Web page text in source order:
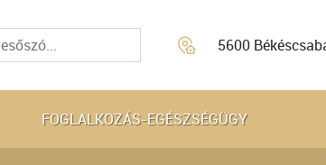
5600
FOGLALKOZÁS-EGÉSZSÉGÜGY